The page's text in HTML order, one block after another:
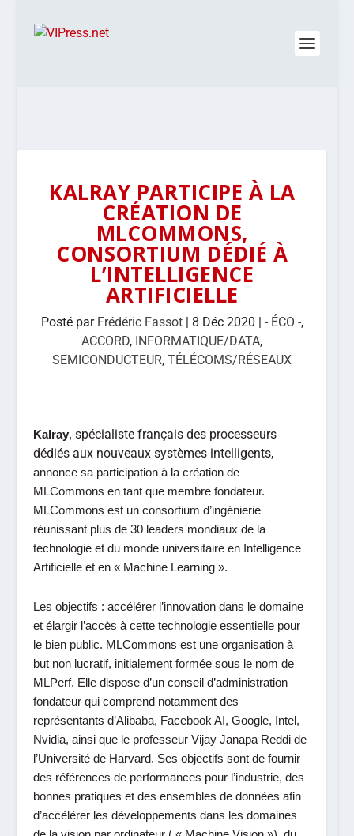
KALRAY PARTICIPE À LA
CRÉATION DE
MLCOMMONS,
CONSORTIUM DÉDIÉ À
L’INTELLIGENCE
ARTIFICIELLE
Posté par Frédéric Fassot| 8 Déc 2020 | - ÉCO -,
ACCORD, INFORMATIQUE/DATA,
SEMICONDUCTEUR,TÉLÉCOMS/RÉSEAUX
Kalray,spécialiste français des processeurs
dédiés aux nouveaux systèmes intelligents,
annonce sa participation à la création de
MLCommons en tant que membre fondateur.
MLCommons est un consortium d’ingénierie
réunissant plus de 30 leaders mondiaux de la
technologie et du monde universitaire en Intelligence
Artificielle et en « Machine Learning ».
Les objectifs : accélérer l’innovation dans le domaine
et élargir l’accès à cette technologie essentielle pour
le bien public. MLCommons est une organisation à
but non lucratif, initialement formée sous le nom de
MLPerf. Elle dispose d’un conseil d’administration
fondateur qui comprend notamment des
représentants d’Alibaba, Facebook AI, Google, Intel,
Nvidia, ainsi que le professeur Vijay Janapa Reddi de
l’Université de Harvard. Ses objectifs sont de fournir
des références de performances pour l’industrie, des
bonnes pratiques et des ensembles de données afin
d’accélérer les développements dans les domaines